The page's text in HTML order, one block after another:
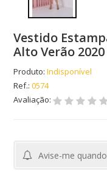
Vestido
Alto Verão 2020
Produto: Indisponível
Ref.:0574
Avaliação:
Avise-me